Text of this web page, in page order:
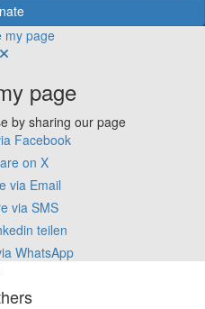
page
page
by sharing our page
Facebook
on X
via Email
via SMS
teilen
WhatsApp